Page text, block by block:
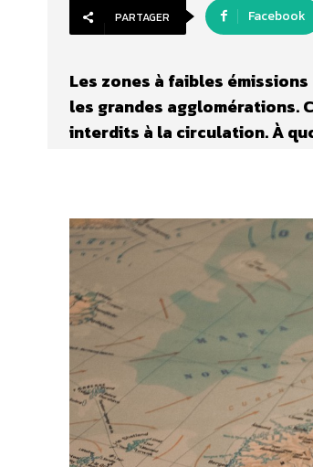
PARTAGER Facebook
Les zones à faibles
les grandes agglomérations.
interdits à la circulation. À